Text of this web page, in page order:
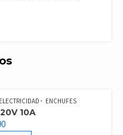
ENCHUFES
10A